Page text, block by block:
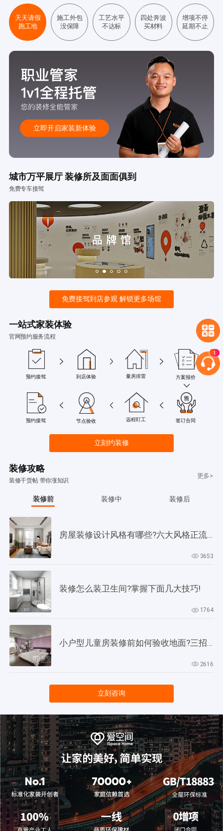
天天请假
跑工地
施工外包
没保障
工艺水平
不达标
四处奔波
买材料
增项不停
延期不止
立即开启家装新体验
城市万平展厅 装修所及面面俱到
免费专车接驾
免费接驾到店参观 解锁更多场馆
一站式家装体验
官网预约服务流程
预约接驾 到店体验 量房排雷 方案报价
预约接驾 节点验收 远程盯工 签订合同
立刻约装修
装修攻略
装修干货帖 带你涨知识
更多>
装修前 装修中 装修后
房屋装修设计风格有哪些?六大风格正流行!
3653
装修怎么装卫生间?掌握下面几大技巧!
1764
2616
立刻咨询